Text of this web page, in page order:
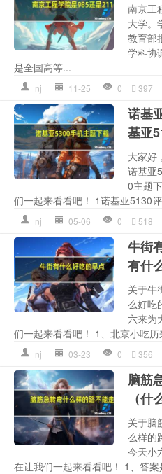
南京工
大学。
教育部
学科协
是全国高等...
nj 11-25 0 397
诺基
基亚
大家好
诺基亚
0主题
们一起来看看吧！ 1诺基亚5130
nj 05-06 0 518
牛街
有什
关于牛
么好吃
六来为
们一起来看看吧！ 1、北京小吃
nj 03-23 0 356
脑筋
（什
关于脑
么样的
今天小
在让我们一起来看看吧！ 1、答